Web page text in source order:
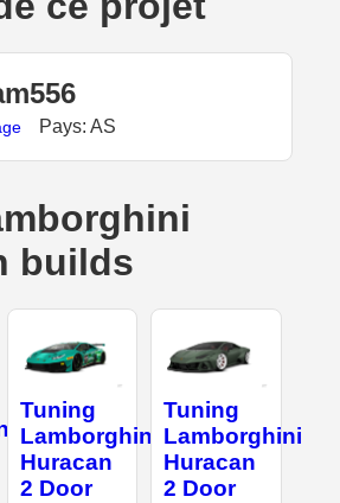
Pays: AS
builds
Tuning
Lamborghini
Huracan
2 Door
Tuning
Lamborghini
Huracan
2 Door